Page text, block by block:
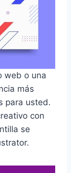
web o una
más
para usted.
con
se